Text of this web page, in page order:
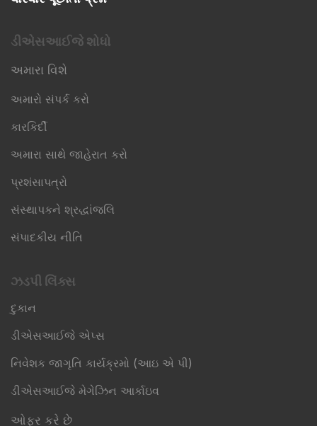
ડીએસઆઈજે શોધો
અમારા વિશે
અમારો સંપર્ક કરો
કારકિર્દી
અમારા સાથે જાહેરાત કરો
પ્રશંસાપત્રો
સંસ્થાપકને શ્રદ્ધાંજલિ
સંપાદકીય નીતિ
ઝડપી લિંક્સ​
દુકાન
ડીએસઆઈજે એપ્સ
નિવેશક જાગૃતિ કાર્યક્રમો (આઇ એ પી)
ડીએસઆઈજે મેગેઝિન આર્કાઇવ
ઓફર કરે છે